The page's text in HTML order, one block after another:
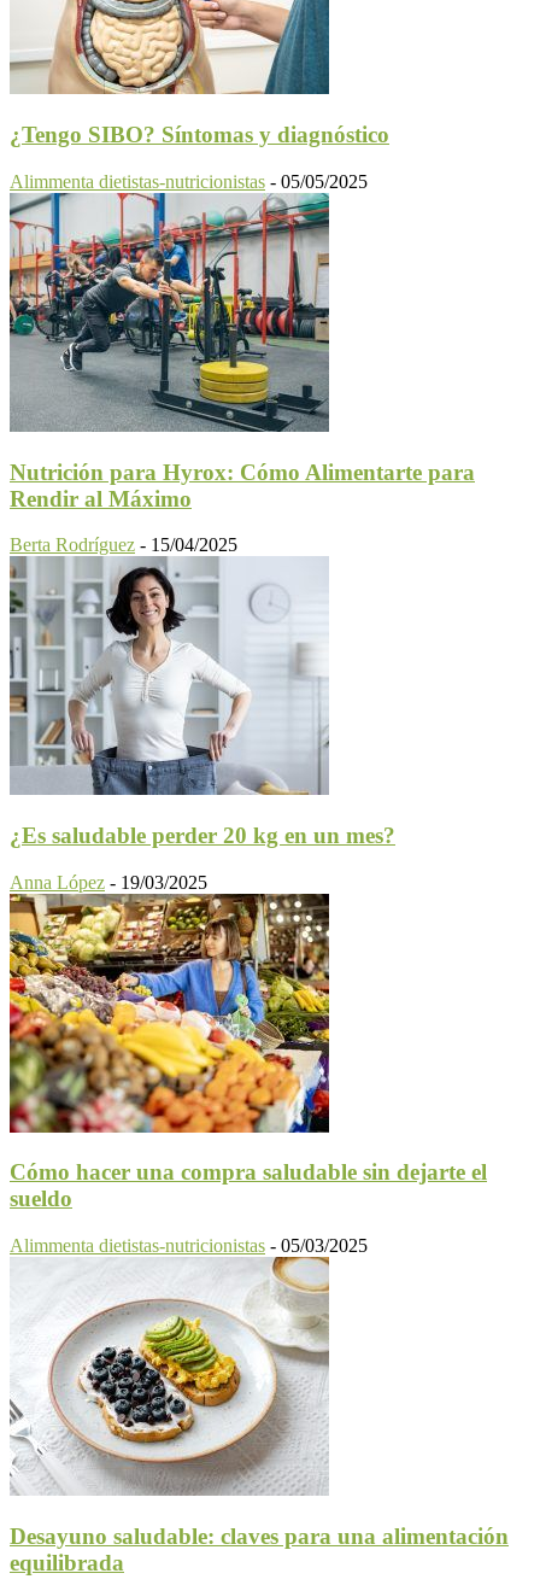
¿Tengo SIBO? Síntomas y diagnóstico
Alimmenta dietistas-nutricionistas - 05/05/2025
Nutrición para Hyrox: Cómo Alimentarte para
Rendir al Máximo
Berta Rodríguez - 15/04/2025
¿Es saludable perder 20 kg en un mes?
Anna López - 19/03/2025
Cómo hacer una compra saludable sin dejarte el
sueldo
Alimmenta dietistas-nutricionistas - 05/03/2025
Desayuno saludable: claves para una alimentación
equilibrada